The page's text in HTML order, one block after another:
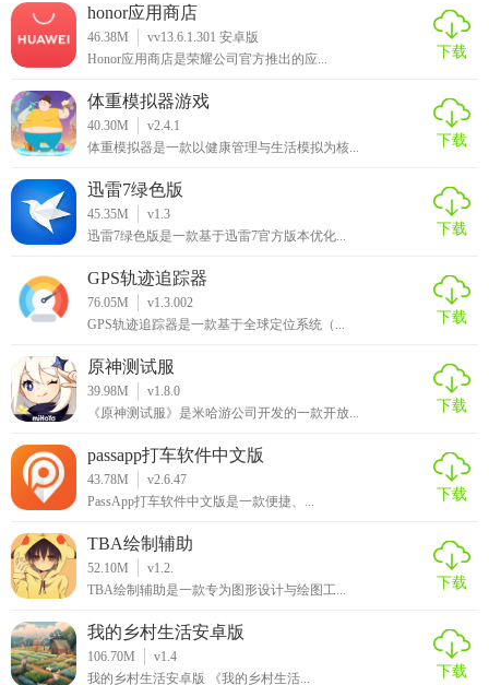
【星空时代手游中文版测评】
星空时代手游中文版以其精美的画面、丰富的剧情和多样的
玩法吸引了大量玩家。游戏在保持原有科幻风格的基础上，
加入了更多创新和趣味元素，如自定义飞船、多样化的星球
和社交功能等。同时，游戏也注重策略性和操作性，需要玩
家在探索宇宙时做出合理的决策和策略调整。总体来说，
《星空时代》是一款值得一试的科幻冒险手游。
honor应用商店
46.38M
vv13.6.1.301 安卓版
Honor应用商店是荣耀公司官方推出的应...
下载
体重模拟器游戏
40.30M
v2.4.1
体重模拟器是一款以健康管理与生活模拟为核...
下载
迅雷7绿色版
45.35M
v1.3
迅雷7绿色版是一款基于迅雷7官方版本优化...
下载
GPS轨迹追踪器
76.05M
v1.3.002
GPS轨迹追踪器是一款基于全球定位系统（...
下载
原神测试服
39.98M
v1.8.0
《原神测试服》是米哈游公司开发的一款开放...
下载
passapp打车软件中文版
43.78M
v2.6.47
PassApp打车软件中文版是一款便捷、...
下载
TBA绘制辅助
52.10M
v1.2.
TBA绘制辅助是一款专为图形设计与绘图工...
下载
我的乡村生活安卓版
106.70M
v1.4
我的乡村生活安卓版 《我的乡村生活...
下载